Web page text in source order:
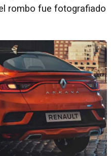
rombo fue fotografiado